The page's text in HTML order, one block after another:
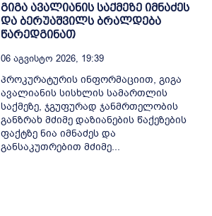
გიგა ავალიანის საქმეზე იმნაძეს
და ბერუაშვილს ბრალდება
წარედგინათ
06 Აგვისტო 2026, 19:39
პროკურატურის ინფორმაციით, გიგა
ავალიანის სისხლის სამართლის
საქმეზე, ჯგუფურად ჯანმრთელობის
განზრახ მძიმე დაზიანების წაქეზების
ფაქტზე ნია იმნაძეს და
განსაკუთრებით მძიმე...